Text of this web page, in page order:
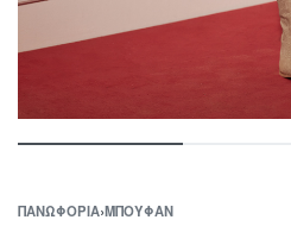
ΠΑΝΩΦΟΡΙΑ› ΜΠΟΥΦΑΝ